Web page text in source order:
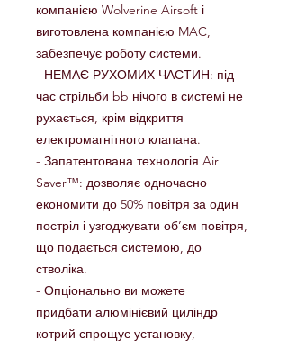
компанією Wolverine Airsoft і
виготовлена компанією MAC,
забезпечує роботу системи.
- НЕМАЄ РУХОМИХ ЧАСТИН: під
час стрільби bb нічого в системі не
рухається, крім відкриття
електромагнітного клапана.
- Запатентована технологія Air
Saver™: дозволяє одночасно
економити до 50% повітря за один
постріл і узгоджувати об’єм повітря,
що подається системою, до
стволіка.
- Опціонально ви можете
придбати алюмінієвий циліндр
котрий спрощує установку,